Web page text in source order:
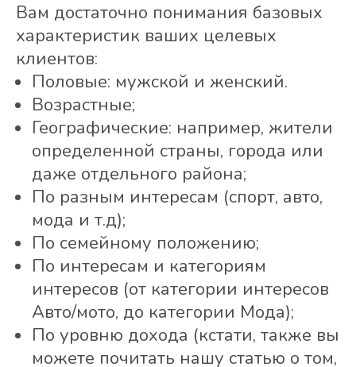
Вам достаточно понимания базовых
характеристик ваших целевых
клиентов:
Половые: мужской и женский.
Возрастные;
Географические: например, жители
определенной страны, города или
даже отдельного района;
По разным интересам (спорт, авто,
мода и т.д);
По семейному положению;
По интересам и категориям
интересов (от категории интересов
Авто/мото, до категории Мода);
По уровню дохода (кстати, также вы
можете почитать нашу статью о том,